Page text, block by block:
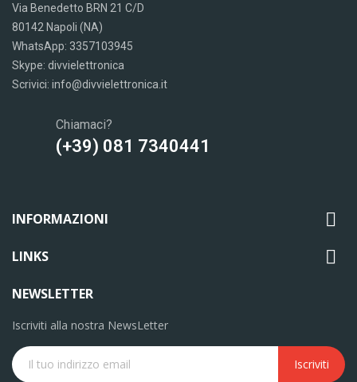
Via Benedetto BRN 21 C/D
80142 Napoli (NA)
WhatsApp: 3357103945
Skype: divvielettronica
Scrivici: info@divvielettronica.it
Chiamaci?
(+39) 081 7340441
INFORMAZIONI 
LINKS 
NEWSLETTER
Iscriviti alla nostra NewsLetter
Iscriviti